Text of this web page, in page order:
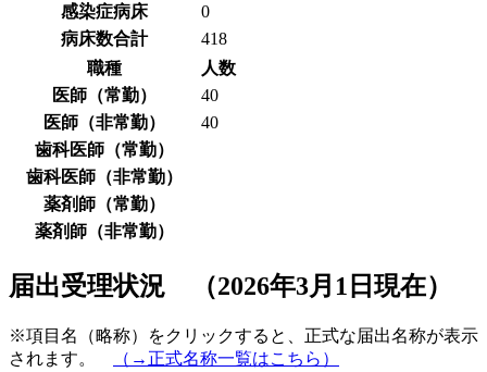
感染症病床
0
病床数合計
418
職種
人数
医師（常勤）
40
医師（非常勤）
40
歯科医師（常勤）
歯科医師（非常勤）
薬剤師（常勤）
薬剤師（非常勤）
届出受理状況 （2026年3月1日現在）
※項目名（略称）をクリックすると、正式な届出名称が表示
されます。
（→正式名称一覧はこちら）